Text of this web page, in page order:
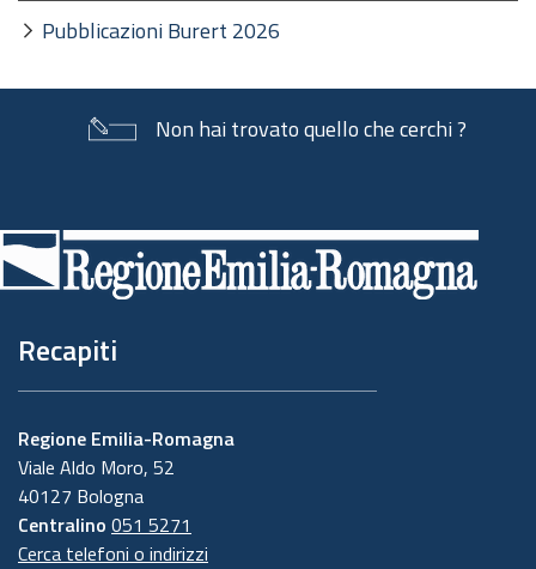
Pubblicazioni Burert 2026
Non hai trovato quello che cerchi ?
di
pagina
Recapiti
Regione Emilia-Romagna
Viale Aldo Moro, 52
40127 Bologna
Centralino 051 5271
Cerca telefoni o indirizzi